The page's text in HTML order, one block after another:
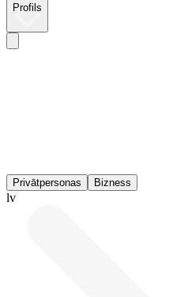
Profils
Privātpersonas Bizness
lv